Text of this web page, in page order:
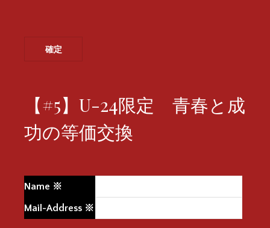
【#5】U-24限定 青春と成
功の等価交換
Name ※
Mail-Address ※